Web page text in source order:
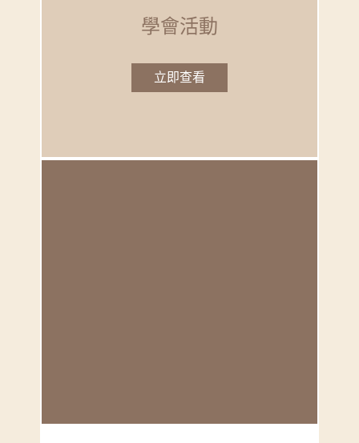
學會活動
立即查看